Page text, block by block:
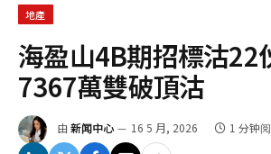
地產
海盈山4B期招標沽22
7367萬雙破頂沽
由 新闻中心 16 5 月, 2026 1 分钟